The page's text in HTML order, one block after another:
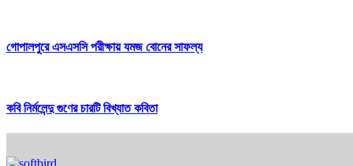
গোপালপুরে এসএসসি পরীক্ষায় যমজ বোনের সাফল্য
কবি নির্মলেন্দু গুণের চারটি বিখ্যাত কবিতা